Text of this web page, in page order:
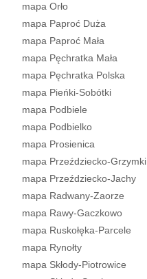
mapa Orło
mapa Paproć Duża
mapa Paproć Mała
mapa Pęchratka Mała
mapa Pęchratka Polska
mapa Pieńki-Sobótki
mapa Podbiele
mapa Podbielko
mapa Prosienica
mapa Przeździecko-Grzymki
mapa Przeździecko-Jachy
mapa Radwany-Zaorze
mapa Rawy-Gaczkowo
mapa Ruskołęka-Parcele
mapa Rynołty
mapa Skłody-Piotrowice